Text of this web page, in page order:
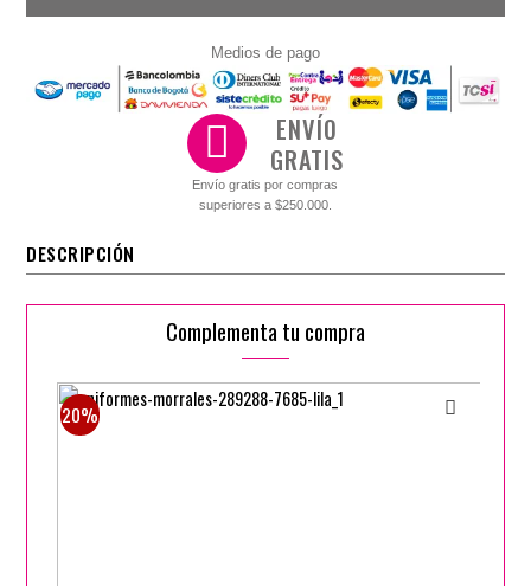
Medios de pago
ENVÍO
GRATIS
Envío gratis por compras
superiores a $250.000.
DESCRIPCIÓN
Complementa tu compra
20%